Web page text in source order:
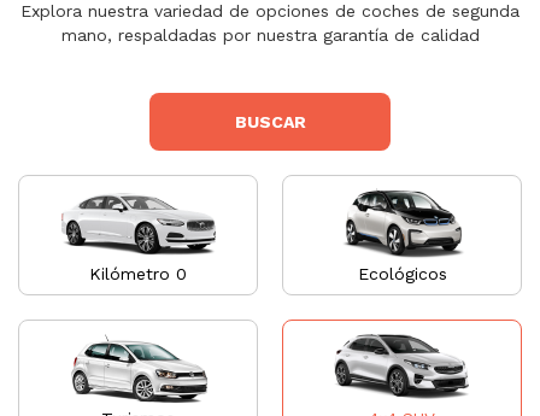
Explora nuestra variedad de opciones de coches de segunda
mano, respaldadas por nuestra garantía de calidad
BUSCAR
Kilómetro 0 Ecológicos